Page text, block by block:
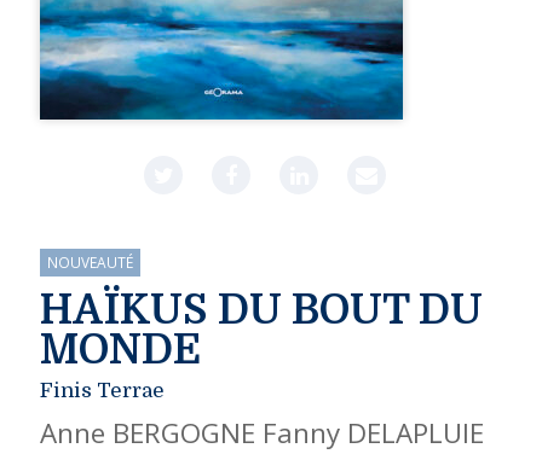
NOUVEAUTÉ
HAÏKUS DU BOUT DU
MONDE
Finis Terrae
Anne BERGOGNE Fanny DELAPLUIE